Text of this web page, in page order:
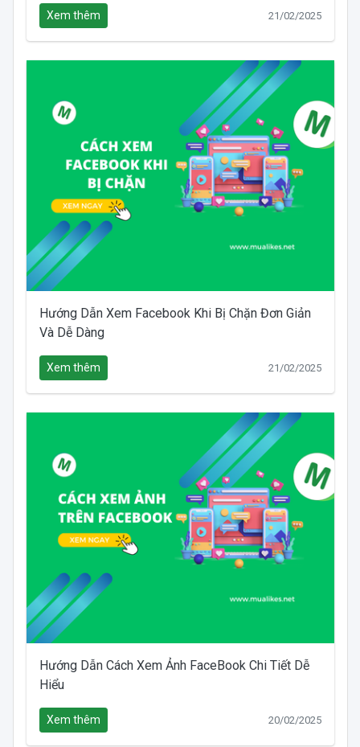
Xem thêm 21/02/2025
Hướng Dẫn Xem Facebook Khi Bị Chặn Đơn Giản
Và Dễ Dàng
Xem thêm 21/02/2025
Hướng Dẫn Cách Xem Ảnh FaceBook Chi Tiết Dễ
Hiểu
Xem thêm 20/02/2025